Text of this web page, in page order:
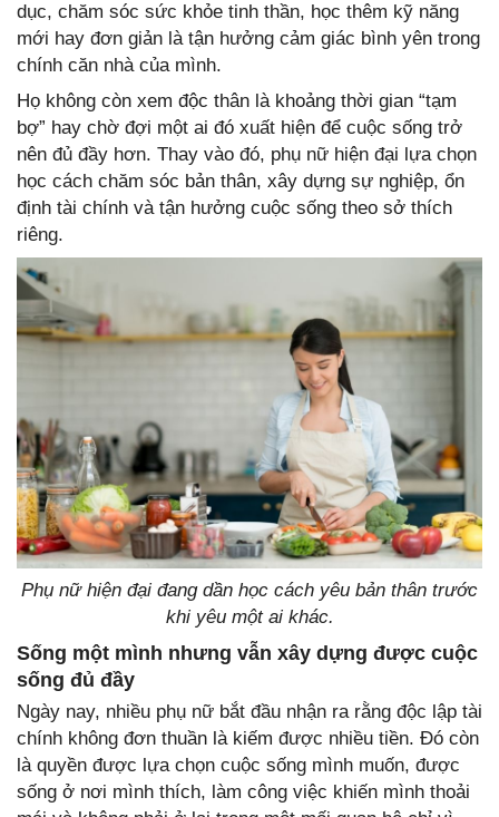
dục, chăm sóc sức khỏe tinh thần, học thêm kỹ năng
mới hay đơn giản là tận hưởng cảm giác bình yên trong
chính căn nhà của mình.
Họ không còn xem độc thân là khoảng thời gian “tạm
bợ” hay chờ đợi một ai đó xuất hiện để cuộc sống trở
nên đủ đầy hơn. Thay vào đó, phụ nữ hiện đại lựa chọn
học cách chăm sóc bản thân, xây dựng sự nghiệp, ổn
định tài chính và tận hưởng cuộc sống theo sở thích
riêng.
Phụ nữ hiện đại đang dần học cách yêu bản thân trước
khi yêu một ai khác.
Sống một mình nhưng vẫn xây dựng được cuộc
sống đủ đầy
Ngày nay, nhiều phụ nữ bắt đầu nhận ra rằng độc lập tài
chính không đơn thuần là kiếm được nhiều tiền. Đó còn
là quyền được lựa chọn cuộc sống mình muốn, được
sống ở nơi mình thích, làm công việc khiến mình thoải